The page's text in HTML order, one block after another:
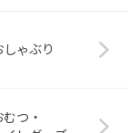
しゃぶり
むつ・